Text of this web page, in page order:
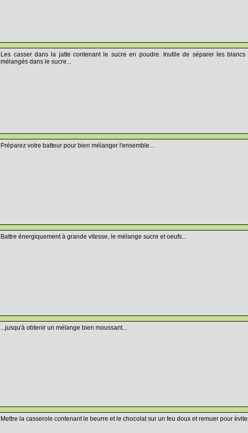
Les casser dans la jatte contenant le sucre en poudre. Inutile de séparer les
mélangés dans le sucre...
Préparez votre batteur pour bien mélanger l'ensemble...
Battre énergiquement à grande vitesse, le mélange sucre et oeufs...
...jusqu'à obtenir un mélange bien moussant...
Mettre la casserole contenant le beurre et le chocolat sur un feu doux et remuer pour